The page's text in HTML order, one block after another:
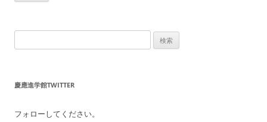
索:
慶應進学館TWITTER
フォローしてください。